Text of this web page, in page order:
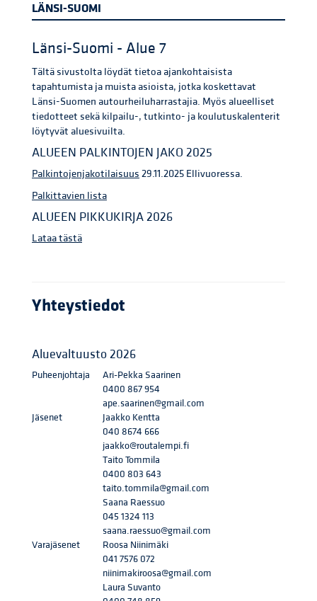
LÄNSI-SUOMI
Länsi-Suomi - Alue 7
Tältä sivustolta löydät tietoa ajankohtaisista
tapahtumista ja muista asioista, jotka koskettavat
Länsi-Suomen autourheiluharrastajia. Myös alueelliset
tiedotteet sekä kilpailu-, tutkinto- ja koulutuskalenterit
löytyvät aluesivuilta.
ALUEEN PALKINTOJEN JAKO 2025
Palkintojenjakotilaisuus 29.11.2025 Ellivuoressa.
Palkittavien lista
ALUEEN PIKKUKIRJA 2026
Lataa tästä
Yhteystiedot
Aluevaltuusto 2026
Puheenjohtaja
Ari-Pekka Saarinen
0400 867 954
ape.saarinen@gmail.com
Jäsenet
Jaakko Kentta
040 8674 666
jaakko@routalempi.fi
Taito Tommila
0400 803 643
taito.tommila@gmail.com
Saana Raessuo
045 1324 113
saana.raessuo@gmail.com
Varajäsenet
Roosa Niinimäki
041 7576 072
niinimakiroosa@gmail.com
Laura Suvanto